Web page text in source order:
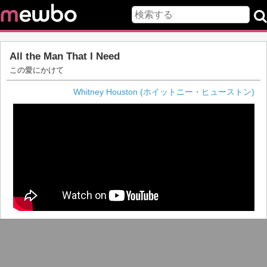
All the Man That I Need
この愛にかけて
Whitney Houston (ホイットニー・ヒューストン)